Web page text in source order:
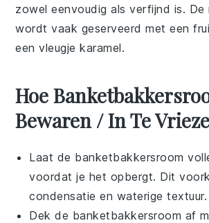
zowel eenvoudig als verfijnd is. De
wordt vaak geserveerd met een
een vleugjekaramel.
Hoe
Bewaren / In Te
Laat de banketbakkersroom
voordat je het opbergt. Dit
condensatie en waterige textuur.
Dek de banketbakkersroom af